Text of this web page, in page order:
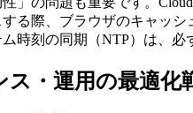
る際、ブラウザのキャッ
時刻の同期（NTP）は、
・運用の最適化